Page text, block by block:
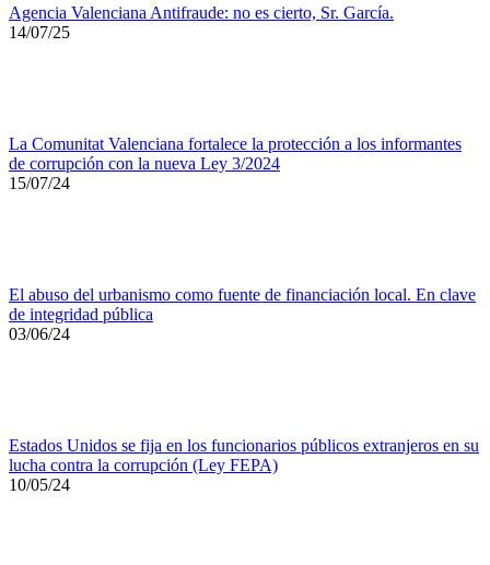
Agencia Valenciana Antifraude: no es cierto, Sr. García.
14/07/25
La Comunitat Valenciana fortalece la protección a los informantes
de corrupción con la nueva Ley 3/2024
15/07/24
El abuso del urbanismo como fuente de financiación local. En clave
de integridad pública
03/06/24
Estados Unidos se fija en los funcionarios públicos extranjeros en su
lucha contra la corrupción (Ley FEPA)
10/05/24